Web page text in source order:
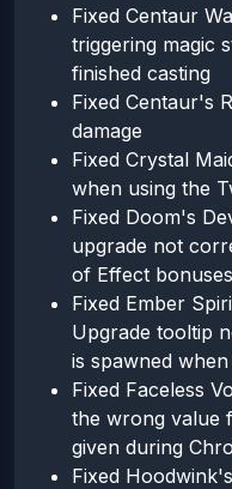
Fixed Centaur
triggering magic
finished casting
Fixed Centaur's
damage
Fixed Crystal
when using the
Fixed Doom's
upgrade not
of Effect
Fixed Ember
Upgrade tooltip
is spawned
Fixed Faceless
the wrong value
given during
Fixed